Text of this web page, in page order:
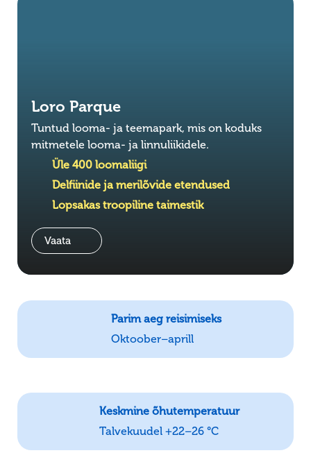
Loro Parque
Tuntud looma- ja teemapark, mis on koduks
mitmetele looma- ja linnuliikidele.
Üle 400 loomaliigi
Delfiinide ja merilõvide etendused
Lopsakas troopiline taimestik
Vaata
Parim aeg reisimiseks
Oktoober–aprill
Keskmine õhutemperatuur
Talvekuudel +22–26 °C